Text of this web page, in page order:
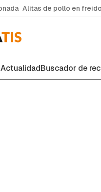
Alitas de pollo en
ActualidadBuscador de